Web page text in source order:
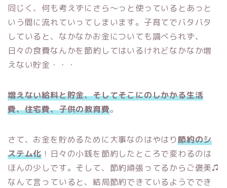
同じく、何も考えずにさら〜っと使っているとあっと
いう間に流れていってしまいます。子育てでバタバタ
していると、なかなかお金についても調べられず、
日々の食費なんかを節約してはいるけれどなかなか増
えない貯金・・・
増えない給料と貯金、そしてそこにのしかかる生活
費、住宅費、子供の教育費。
さて、お金を貯めるために大事なのはやはり節約のシ
ステム化 ！日々の小銭を節約したところで変わるのは
ほんの少しです。そして、節約頑張ってるからご褒美♫
なんて言っていると、結局節約できているようででき